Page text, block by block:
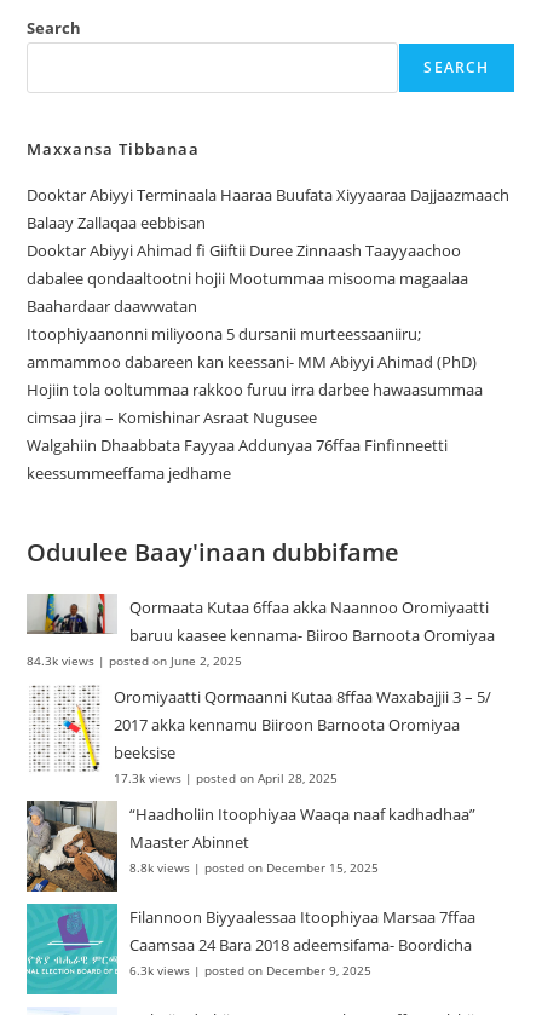
Search
SEARCH
Maxxansa Tibbanaa
Dooktar Abiyyi Terminaala Haaraa Buufata Xiyyaaraa Dajjaazmaach
Balaay Zallaqaa eebbisan
Dooktar Abiyyi Ahimad fi Giiftii Duree Zinnaash Taayyaachoo
dabalee qondaaltootni hojii Mootummaa misooma magaalaa
Baahardaar daawwatan
Itoophiyaanonni miliyoona 5 dursanii murteessaaniiru;
ammammoo dabareen kan keessani- MM Abiyyi Ahimad (PhD)
Hojiin tola ooltummaa rakkoo furuu irra darbee hawaasummaa
cimsaa jira – Komishinar Asraat Nugusee
Walgahiin Dhaabbata Fayyaa Addunyaa 76ffaa Finfinneetti
keessummeeffama jedhame
Oduulee Baay'inaan dubbifame
Qormaata Kutaa 6ffaa akka Naannoo Oromiyaatti
baruu kaasee kennama- Biiroo Barnoota Oromiyaa
84.3k views |posted on June 2, 2025
Oromiyaatti Qormaanni Kutaa 8ffaa Waxabajjii 3 – 5/
2017 akka kennamu Biiroon Barnoota Oromiyaa
beeksise
17.3k views |posted on April 28, 2025
“Haadholiin Itoophiyaa Waaqa naaf kadhadhaa”
Maaster Abinnet
8.8k views |posted on December 15, 2025
Filannoon Biyyaalessaa Itoophiyaa Marsaa 7ffaa
Caamsaa 24 Bara 2018 adeemsifama- Boordicha
6.3k views |posted on December 9, 2025